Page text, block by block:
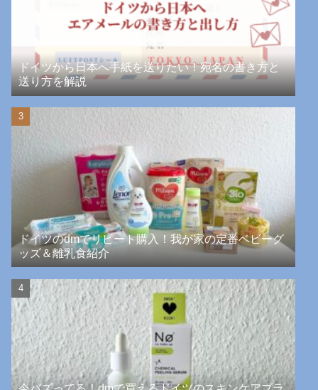
ドイツから日本へ手紙を送りたい！宛名の書き方と
送り方を解説
ドイツのdmでリピート購入！我が家の定番ベビーグ
ッズ＆離乳食紹介